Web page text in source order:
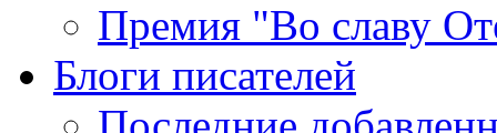
Премия "Во славу
Блоги писателей